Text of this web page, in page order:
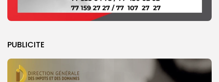
PUBLICITE